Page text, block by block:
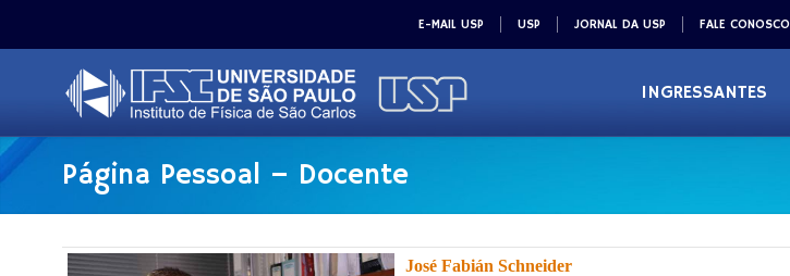
E-MAIL USP USP JORNAL DA USP FALE CONOSCO
INGRESSANTES
Página Pessoal – Docente
José Fabián Schneider